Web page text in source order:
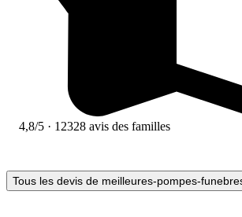
4,8/5 · 12328 avis des familles
Tous les devis de meilleures-pompes-